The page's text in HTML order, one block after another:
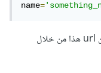
name=
في النموذج ، يمكنك بعد ذلك الرجوع إلى عنوان url هذا من خلال